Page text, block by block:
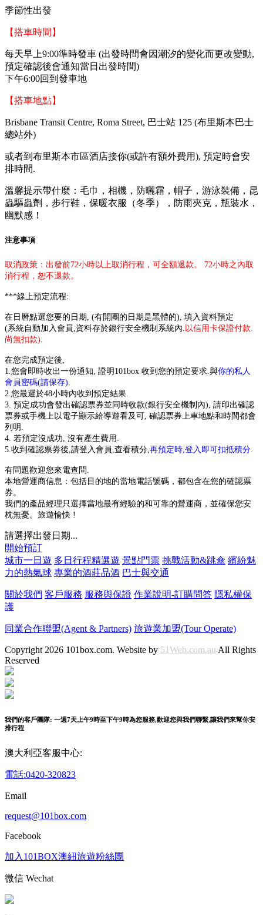
季節性出發
【搭車時間】
每天早上9:00準時發車 (出發時間會因潮汐的變化而更改變動,
預定確認後會通知當日出發時間)
下午6:00回到發車地
【搭車地點】
Brisbane Transit Centre, Roma Street, 巴士站 125 (布里斯本巴士
總站外)
或者到布里斯本市區酒店接你(或許有額外費用), 預定時會安
排時間.
溫馨提示帶什麼：毛巾，相機，防曬霜，帽子，游泳裝備，昆
蟲驅蟲劑，步行鞋，保暖衣服（冬季），防雨夾克，瓶裝水，
幽默感！
注意事項
取消政策：出發前72小時以上取消行程，可全額退款。 72小時之內取
消行程，恕不退款。
***線上預定流程:
在日曆點選您要的日期, (有開團的日期是黑體的), 填入資料預定
(系統自動加入會員,資料存於銀行安全機制系統內. 以信用卡保證付款.
尚無扣款)
在您完成預定後,
1.您會即時收出一份通知, 證明101box 收到您的預定要求.與你的私人
會員密碼(請保存).
2.您最遲於48小時內收到預定結果.
3. 預定成功會發出確認票券並同時收款(銀行安全機制內), 請印出確認
票券或手機上以電子顯示給導遊看及可, 確認票券上車地點和時間都會
列明.
4. 若預定沒成功, 沒有產生費用.
5.收到確認票劵後,請登入會員,查看積分, 再預定時,登入即可扣抵積分.
有問題歡迎您來電查問.
本地營運商信息：包括目的地的當地電話號碼，都包含在您的確認票
券。
我們的產品經理只選擇當地最有經驗的和可靠的營運商，並確保您安
枕無憂。旅遊愉快 !
請選擇出發日期...
開始預訂
城市一日遊 多日行程精選遊 景點門票 挑戰活動&跳傘 繽紛魅
力的熱氣球 專業的酒莊品酒 巴士與交通
關於我們 客戶服務 服務與保證 作業說明-訂購問答 隱私權保
護
同業合作聯盟(Agent & Partners) 旅遊業加盟(Tour Operate)
Copyright 2026 101box.com. Website by 51Web.com.au All Rights
Reserved
我們的客戶團隊: 一週7天上午9時至下午9時為您服務,歡迎您與我們聯繫,讓我們來幫你安
排行程
澳大利亞客服中心:
電話:0420-320823
Email
request@101box.com
Facebook
加入101BOX澳紐旅遊粉絲團
微信 Wechat